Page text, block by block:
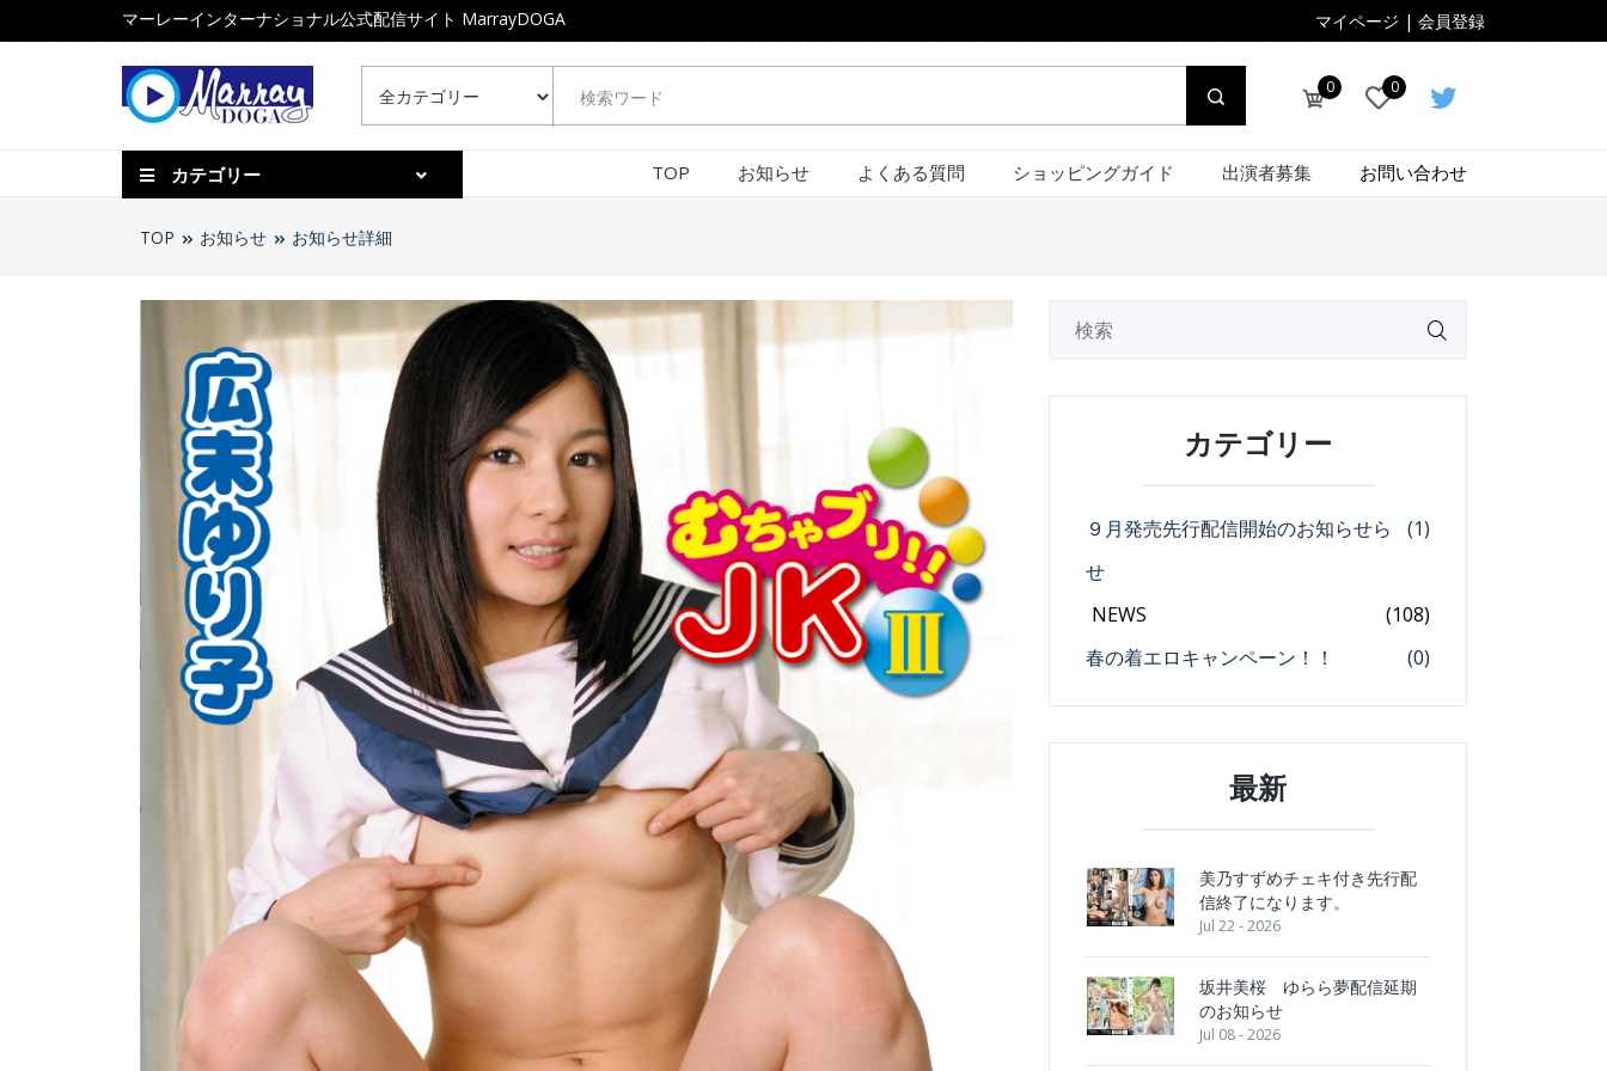
マーレーインターナショナル公式配信サイト MarrayDOGA マイページ | 会員登録
0 0
カテゴリー TOP お知らせ よくある質問 ショッピングガイド 出演者募集 お問い合わせ
TOP お知らせ お知らせ詳細
カテゴリー
９月発売先行配信開始のお知らせら
せ
(1)
NEWS
(108)
春の着エロキャンペーン！！
(0)
最新
美乃すずめチェキ付き先行配
信終了になります。
Jul 22 - 2026
坂井美桜 ゆらら夢配信延期
のお知らせ
Jul 08 - 2026